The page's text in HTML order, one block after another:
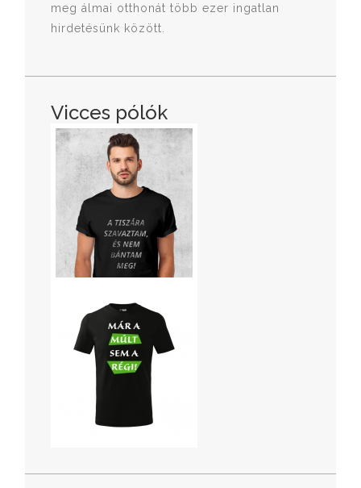
meg álmai otthonát több ezer ingatlan
hirdetésünk között.
Vicces pólók